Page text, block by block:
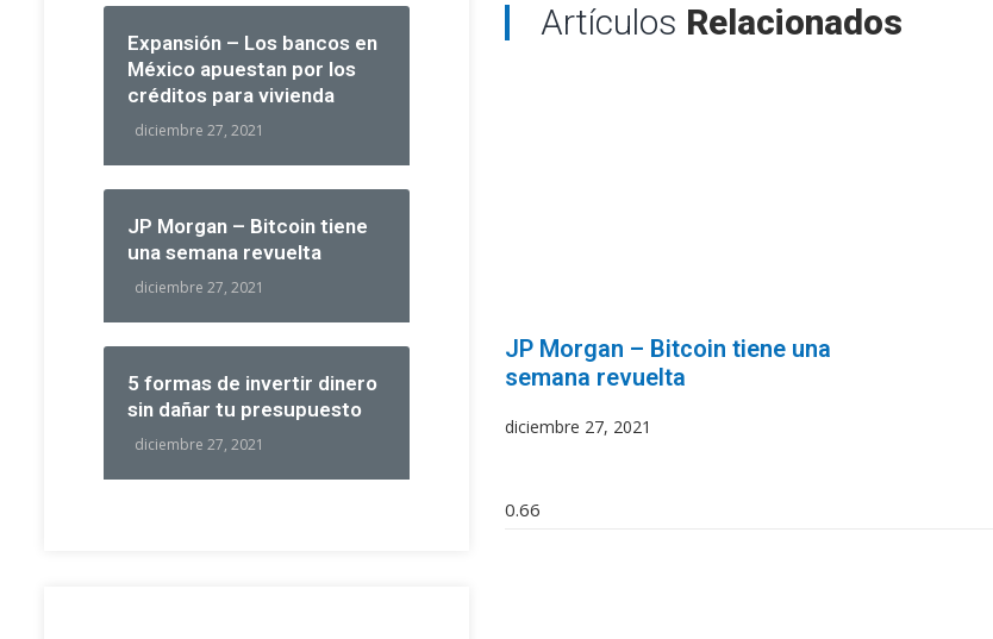
Expansión – Los bancos en
México apuestan por los
créditos para vivienda
diciembre 27, 2021
JP Morgan – Bitcoin tiene
una semana revuelta
diciembre 27, 2021
5 formas de invertir dinero
sin dañar tu presupuesto
diciembre 27, 2021
Artículos Relacionados
JP Morgan – Bitcoin tiene una
semana revuelta
diciembre 27, 2021